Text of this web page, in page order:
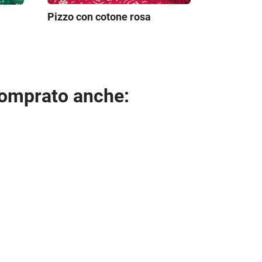
Pizzo con cotone rosa
anche: